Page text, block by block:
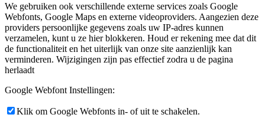
We gebruiken ook verschillende externe services zoals Google
Webfonts, Google Maps en externe videoproviders. Aangezien deze
providers persoonlijke gegevens zoals uw IP-adres kunnen
verzamelen, kunt u ze hier blokkeren. Houd er rekening mee dat dit
de functionaliteit en het uiterlijk van onze site aanzienlijk kan
verminderen. Wijzigingen zijn pas effectief zodra u de pagina
herlaadt
Google Webfont Instellingen:
Klik om Google Webfonts in- of uit te schakelen.